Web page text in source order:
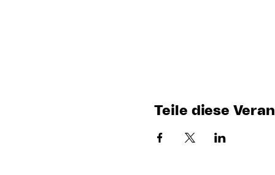
Teile diese